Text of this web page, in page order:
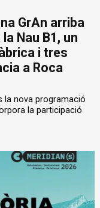
GrAn arriba
Nau B1, un
i tres
a Roca
la nova programació
la participació